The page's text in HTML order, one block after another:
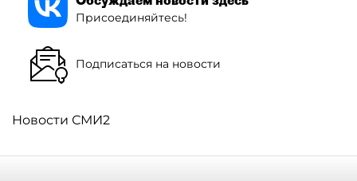
Присоединяйтесь!
Подписаться на новости
Новости СМИ2